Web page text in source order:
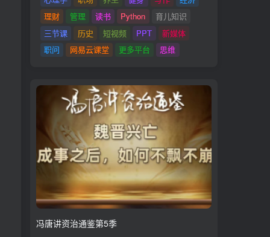
理财
管理 读书 Python
育儿知识
三节课
历史 短视频 PPT
新媒体
职问
网易云课堂 更多平台 思维
冯唐讲资治通鉴第5季